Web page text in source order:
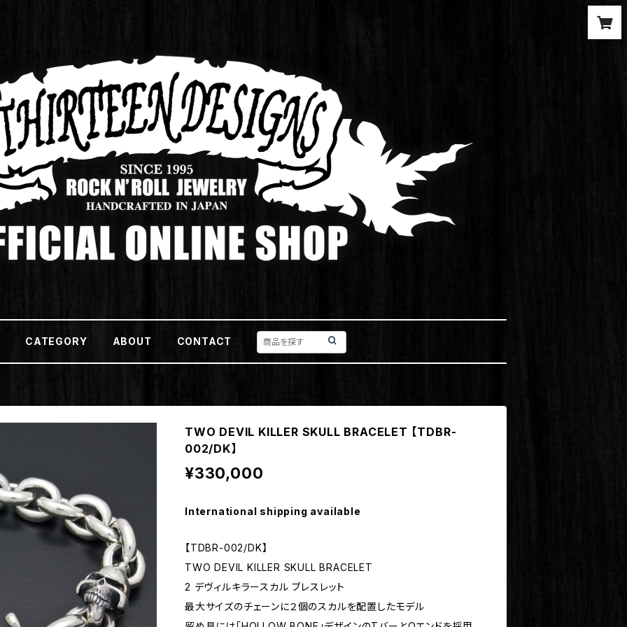
CATEGORY ABOUT CONTACT
TWO DEVIL KILLER SKULL BRACELET 【TDBR-
002/DK】
¥330,000
International shipping available
【TDBR-002/DK】
TWO DEVIL KILLER SKULL BRACELET
2 デヴィルキラースカル ブレスレット
最大サイズのチェーンに２個のスカルを配置したモデル